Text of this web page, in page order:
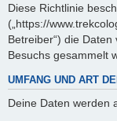
Diese Richtlinie
(„https://
Betreiber“) die
Besuchs gesammelt
UMFANG UND ART
Deine Daten werden